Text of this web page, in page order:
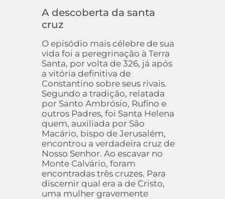
A descoberta da santa
cruz
O episódio mais célebre de sua
vida foi a peregrinação à Terra
Santa, por volta de 326, já após
a vitória definitiva de
Constantino sobre seus rivais.
Segundo a tradição, relatada
por Santo Ambrósio, Rufino e
outros Padres, foi Santa Helena
quem, auxiliada por São
Macário, bispo de Jerusalém,
encontrou a verdadeira cruz de
Nosso Senhor. Ao escavar no
Monte Calvário, foram
encontradas três cruzes. Para
discernir qual era a de Cristo,
uma mulher gravemente